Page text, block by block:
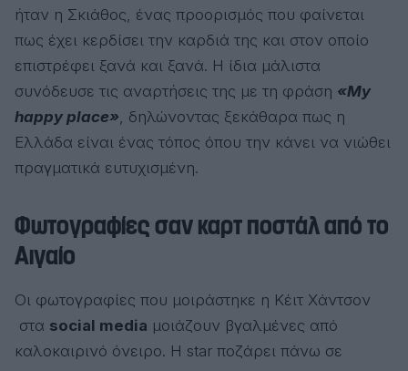
ήταν η Σκιάθος, ένας προορισμός που φαίνεται
πως έχει κερδίσει την καρδιά της και στον οποίο
επιστρέφει ξανά και ξανά. Η ίδια μάλιστα
συνόδευσε τις αναρτήσεις της με τη φράση «My
happy place», δηλώνοντας ξεκάθαρα πως η
Ελλάδα είναι ένας τόπος όπου την κάνει να νιώθει
πραγματικά ευτυχισμένη.
Φωτογραφίες σαν καρτ ποστάλ από το
Αιγαίο
Οι φωτογραφίες που μοιράστηκε η Κέιτ Χάντσον
στα social media μοιάζουν βγαλμένες από
καλοκαιρινό όνειρο. Η star ποζάρει πάνω σε